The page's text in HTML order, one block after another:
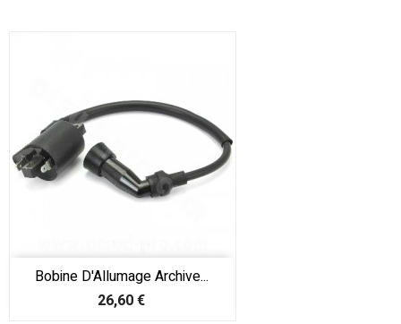
Bobine D'Allumage Archive...
Prix
26,60 €